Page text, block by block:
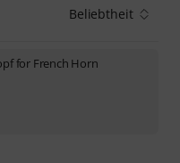
Beliebtheit
for French Horn